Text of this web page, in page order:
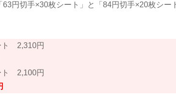
63円切手×30枚シート」と「84円切手×20枚シ
ト 2,310円
ト 2,100円